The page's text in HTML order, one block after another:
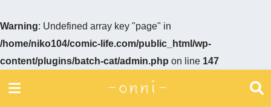
Warning: Undefined array key "page" in
/home/niko104/comic-life.com/public_html/wp-
content/plugins/batch-cat/admin.php on line 147